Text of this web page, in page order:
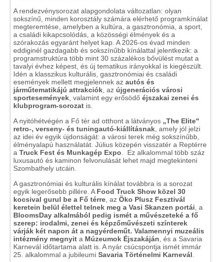
A rendezvénysorozat alapgondolata változatlan: olyan
sokszínű, minden korosztály számára elérhető programkínálat
megteremtése, amelyben a kultúra, a gasztronómia, a sport,
a családi kikapcsolódás, a közösségi élmények és a
szórakozás egyaránt helyet kap. A 2026-os évad minden
eddiginél gazdagabb és sokszínűbb kínálattal jelentkezik: a
programstruktúra több mint 30 százalékos bővülést mutat a
tavalyi évhez képest, és új tematikus irányokkal is kiegészült.
Idén a klasszikus kulturális, gasztronómiai és családi
események mellett megjelennek az autós és
járműtematikájú attrakciók , az újgenerációs városi
sportesemények , valamint egy erősödő éjszakai zenei és
klubprogram-sorozat is.
A nyitóhétvégén a Fő tér ad otthont a látványos „The Elite"
retro-, verseny- és tuningautó-kiállításnak , amely jól jelzi
az idei év egyik újdonságát: a városi terek még sokszínűbb,
élményalapú használatát. Július közepén visszatér a Reptérre
a Truck Fest és Munkagép Expo . Ez alkalommal több száz
luxusautó és kaminon felvonulását lehet majd megtekinteni
Szombathely utcáin.
A gasztronómiai és kulturális kínálat továbbra is a sorozat
egyik legerősebb pillére. A Food Truck Show közel 30
kocsival gurul be a Fő térre , az Öko Plusz Fesztivál
keretein belül élettel telnek meg a Vasi Skanzen portái , a
BloomsDay alkalmából pedig ismét a művészeteké a fő
szerep: irodalmi, zenei és képzőművészeti színterek
várják két napon át a nagyérdeműt. Valamennyi muzeális
intézmény megnyit a Múzeumok Éjszakáján , és a Savaria
Karnevál időtartama alatt is. A nyár csúcspontja ismét immár
25. alkalommal a jubileumi Savaria Történelmi Karnevál